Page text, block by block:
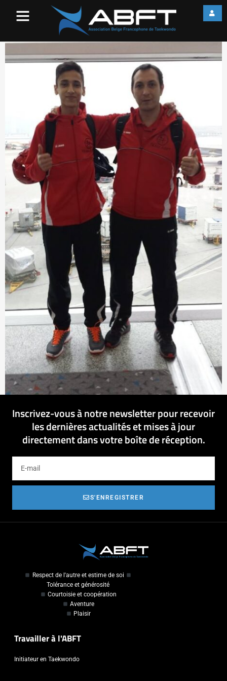
Inscrivez-vous à notre newsletter pour recevoir
les dernières actualités et mises à jour
directement dans votre boîte de réception.
S'ENREGISTRER
Respect de l'autre et estime de soi
Tolérance et générosité
Courtoisie et coopération
Aventure
Plaisir
Travailler à l'ABFT
Initiateur en Taekwondo